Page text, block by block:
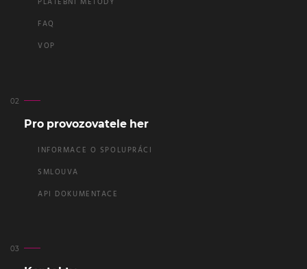
PLATEBNÍ METODY
FAQ
VOP
Pro provozovatele her
INFORMACE O SPOLUPRÁCI
SMLOUVA
API DOKUMENTACE